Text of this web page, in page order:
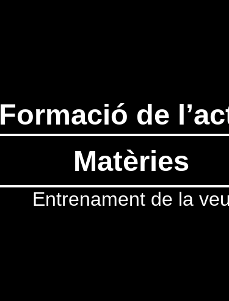
Formació de
Matèries
Entrenament de la veu